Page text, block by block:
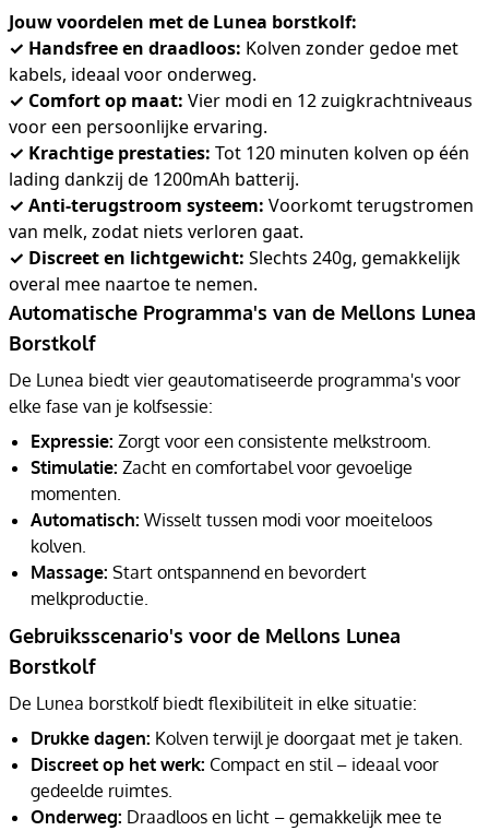
Jouw voordelen met de Lunea borstkolf:
✓ Handsfree en draadloos: Kolven zonder gedoe met
kabels, ideaal voor onderweg.
✓ Comfort op maat: Vier modi en 12 zuigkrachtniveaus
voor een persoonlijke ervaring.
✓ Krachtige prestaties: Tot 120 minuten kolven op één
lading dankzij de 1200mAh batterij.
✓ Anti-terugstroom systeem: Voorkomt terugstromen
van melk, zodat niets verloren gaat.
✓ Discreet en lichtgewicht: Slechts 240g, gemakkelijk
overal mee naartoe te nemen.
Automatische Programma's van de Mellons Lunea
Borstkolf
De Lunea biedt vier geautomatiseerde programma's voor
elke fase van je kolfsessie:
Expressie: Zorgt voor een consistente melkstroom.
Stimulatie: Zacht en comfortabel voor gevoelige
momenten.
Automatisch: Wisselt tussen modi voor moeiteloos
kolven.
Massage: Start ontspannend en bevordert
melkproductie.
Gebruiksscenario's voor de Mellons Lunea
Borstkolf
De Lunea borstkolf biedt flexibiliteit in elke situatie:
Drukke dagen: Kolven terwijl je doorgaat met je taken.
Discreet op het werk: Compact en stil – ideaal voor
gedeelde ruimtes.
Onderweg: Draadloos en licht – gemakkelijk mee te